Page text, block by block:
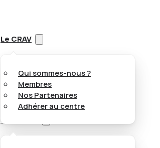
Le CRAV
Qui sommes-nous ?
Membres
Nos Partenaires
Adhérer au centre
Vocations